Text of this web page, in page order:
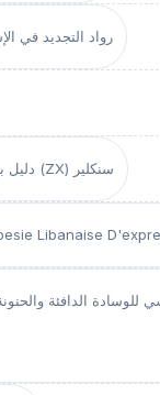
رواد التجديد في الإسلام :
دليل برمجة حاسب سبكتروم (ZX) سنكلير
Libanaise
للوسادة الدافئة